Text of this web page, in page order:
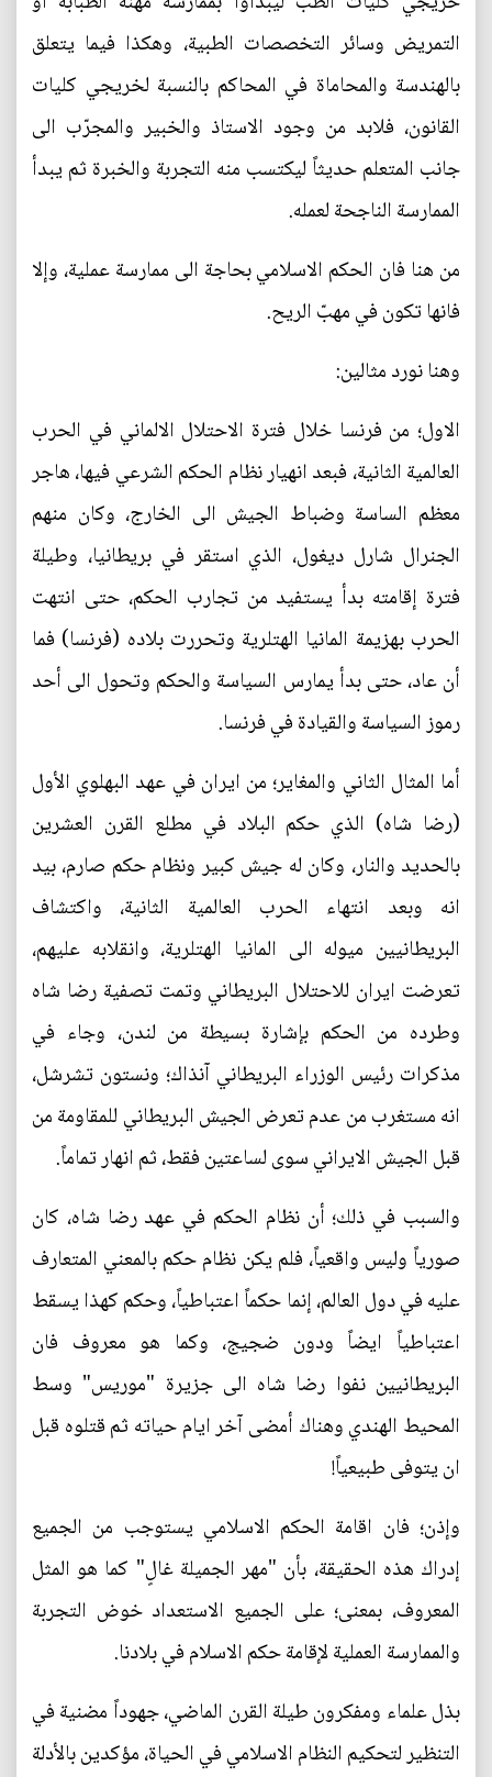
التمريض وسائر التخصصات الطبية، وهكذا فيما يتعلق
بالهندسة والمحاماة في المحاكم بالنسبة لخريجي كليات
القانون، فلابد من وجود الاستاذ والخبير والمجرّب الى
جانب المتعلم حديثاً ليكتسب منه التجربة والخبرة ثم يبدأ
الممارسة الناجحة لعمله.
من هنا فان الحكم الاسلامي بحاجة الى ممارسة عملية، وإلا
فانها تكون في مهبّ الريح.
وهنا نورد مثالين:
الاول؛ من فرنسا خلال فترة الاحتلال الالماني في الحرب
العالمية الثانية، فبعد انهيار نظام الحكم الشرعي فيها، هاجر
معظم الساسة وضباط الجيش الى الخارج، وكان منهم
الجنرال شارل ديغول، الذي استقر في بريطانيا، وطيلة
فترة إقامته بدأ يستفيد من تجارب الحكم، حتى انتهت
الحرب بهزيمة المانيا الهتلرية وتحررت بلاده (فرنسا) فما
أن عاد، حتى بدأ يمارس السياسة والحكم وتحول الى أحد
رموز السياسة والقيادة في فرنسا.
أما المثال الثاني والمغاير؛ من ايران في عهد البهلوي الأول
(رضا شاه) الذي حكم البلاد في مطلع القرن العشرين
بالحديد والنار، وكان له جيش كبير ونظام حكم صارم، بيد
انه وبعد انتهاء الحرب العالمية الثانية، واكتشاف
البريطانيين ميوله الى المانيا الهتلرية، وانقلابه عليهم،
تعرضت ايران للاحتلال البريطاني وتمت تصفية رضا شاه
وطرده من الحكم بإشارة بسيطة من لندن، وجاء في
مذكرات رئيس الوزراء البريطاني آنذاك؛ ونستون تشرشل،
انه مستغرب من عدم تعرض الجيش البريطاني للمقاومة من
قبل الجيش الايراني سوى لساعتين فقط، ثم انهار تماماً.
والسبب في ذلك؛ أن نظام الحكم في عهد رضا شاه، كان
صورياً وليس واقعياً، فلم يكن نظام حكم بالمعني المتعارف
عليه في دول العالم، إنما حكماً اعتباطياً، وحكم كهذا يسقط
اعتباطياً ايضاً ودون ضجيج، وكما هو معروف فان
البريطانيين نفوا رضا شاه الى جزيرة "موريس" وسط
المحيط الهندي وهناك أمضى آخر ايام حياته ثم قتلوه قبل
ان يتوفى طبيعياً!
وإذن؛ فان اقامة الحكم الاسلامي يستوجب من الجميع
إدراك هذه الحقيقة، بأن "مهر الجميلة غالٍ" كما هو المثل
المعروف، بمعنى؛ على الجميع الاستعداد خوض التجربة
والممارسة العملية لإقامة حكم الاسلام في بلادنا.
بذل علماء ومفكرون طيلة القرن الماضي، جهوداً مضنية في
التنظير لتحكيم النظام الاسلامي في الحياة، مؤكدين بالأدلة